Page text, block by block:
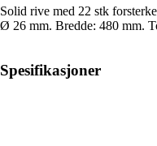
Solid rive med 22 stk
Ø 26 mm. Bredde: 480 mm.
Spesifikasjoner